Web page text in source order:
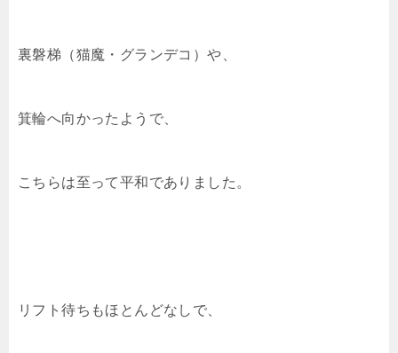
裏磐梯（猫魔・グランデコ）や、
箕輪へ向かったようで、
こちらは至って平和でありました。
リフト待ちもほとんどなしで、